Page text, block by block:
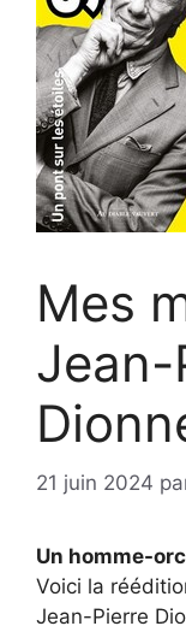
Mes
Jean-
21 juin 2024
Un homme-
Voici la
Jean-Pierre